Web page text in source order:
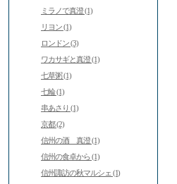
ミラノで真澄 (1)
リヨン (1)
ロンドン (3)
ワカサギと真澄 (1)
七草粥 (1)
七輪 (1)
串あさり (1)
京都 (2)
信州の酒 真澄 (1)
信州の食卓から (1)
信州諏訪の秋マルシェ (1)